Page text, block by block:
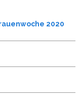
2020